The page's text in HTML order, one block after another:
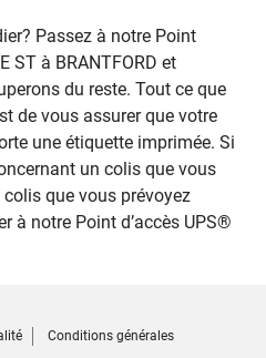
Passez à notre Point
ST à BRANTFORD et
du reste. Tout ce que
de vous assurer que votre
une étiquette imprimée. Si
un colis que vous
que vous prévoyez
à notre Point d’accès UPS®
Conditions générales